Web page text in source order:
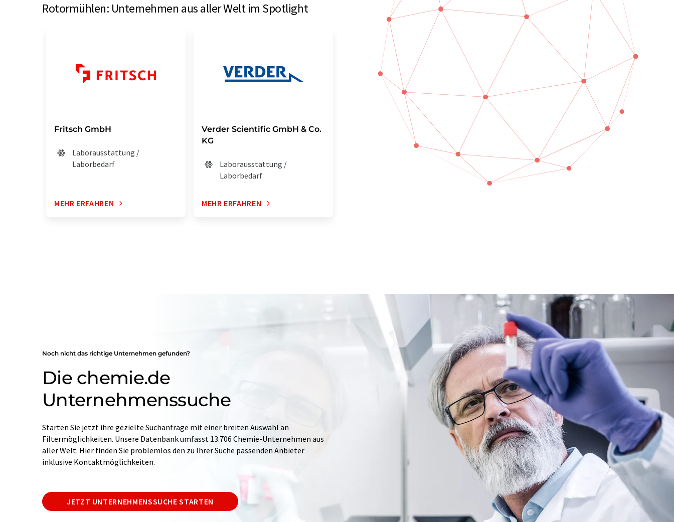
Rotormühlen: Unternehmen aus aller Welt im Spotlight
Fritsch GmbH
Laborausstattung /
Laborbedarf
MEHR ERFAHREN
Verder Scientific GmbH & Co.
KG
Laborausstattung /
Laborbedarf
MEHR ERFAHREN
Noch nicht das richtige Unternehmen gefunden?
Die chemie.de
Unternehmenssuche
Starten Sie jetzt ihre gezielte Suchanfrage mit einer breiten Auswahl an
Filtermöglichkeiten. Unsere Datenbank umfasst 13.706 Chemie-Unternehmen aus
aller Welt. Hier finden Sie problemlos den zu Ihrer Suche passenden Anbieter
inklusive Kontaktmöglichkeiten.
JETZT UNTERNEHMENSSUCHE STARTEN